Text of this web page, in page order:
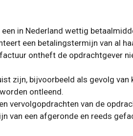
in Nederland wettig
een betalingstermijn van al
ontheft de opdrachtgever
zijn, bijvoorbeeld als gevolg van
ontleend.
vervolgopdrachten van de
van een afgeronde en reeds